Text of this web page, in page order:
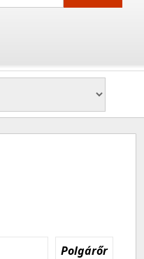
Polgárőr